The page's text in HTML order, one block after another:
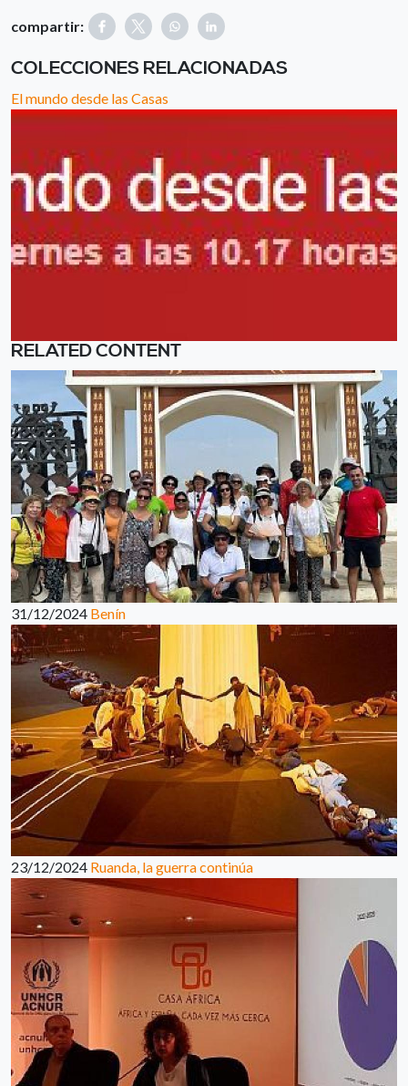
compartir:
COLECCIONES RELACIONADAS
El mundo desde las Casas
RELATED CONTENT
31/12/2024 Benín
23/12/2024 Ruanda, la guerra continúa